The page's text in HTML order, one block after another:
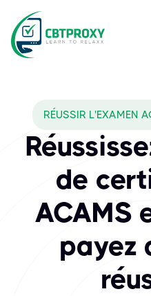
L'ACAMS (Association des
RÉUSSIR L'EXAMEN
de
ACAMS
payez